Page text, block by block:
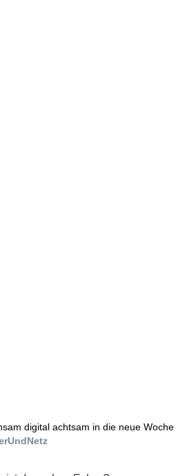
digital achtsam in die neue Woche